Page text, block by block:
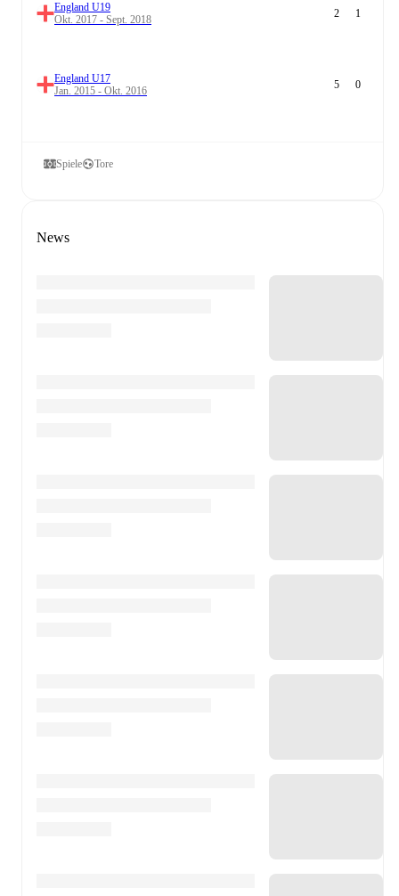
England U19
Okt. 2017 - Sept. 2018
2 1
England U17
Jan. 2015 - Okt. 2016
5 0
Spiele Tore
News